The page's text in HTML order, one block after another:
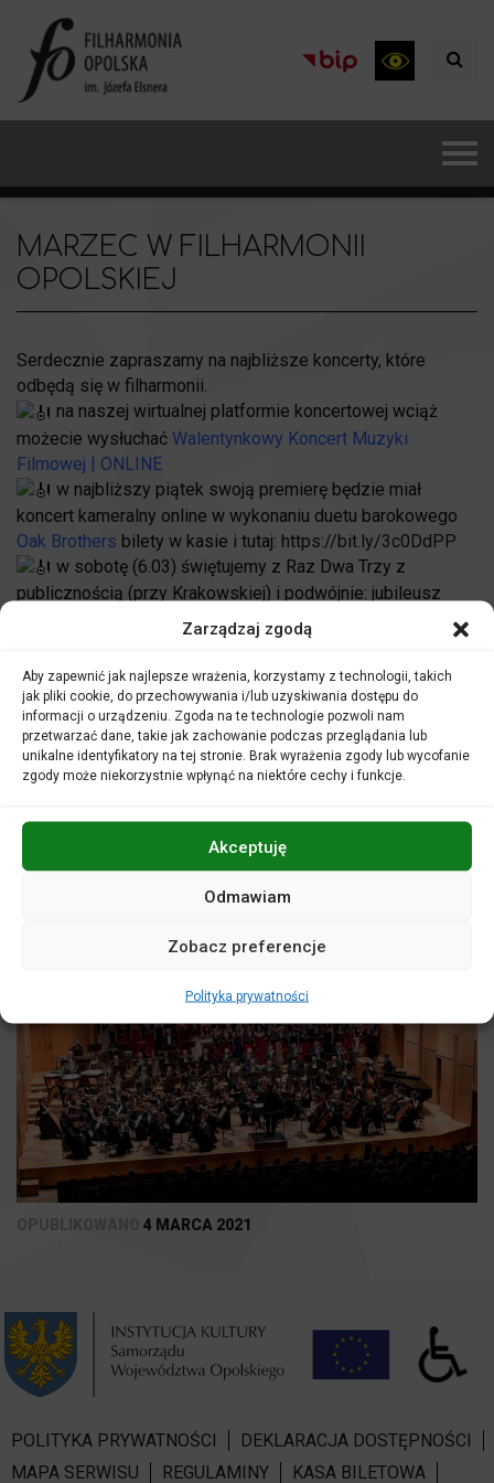
Zarządzaj zgodą
Aby zapewnić jak najlepsze wrażenia, korzystamy z technologii, takich
jak pliki cookie, do przechowywania i/lub uzyskiwania dostępu do
informacji o urządzeniu. Zgoda na te technologie pozwoli nam
przetwarzać dane, takie jak zachowanie podczas przeglądania lub
unikalne identyfikatory na tej stronie. Brak wyrażenia zgody lub wycofanie
zgody może niekorzystnie wpłynąć na niektóre cechy i funkcje.
Akceptuję
Odmawiam
Zobacz preferencje
Polityka prywatności
MARZEC W FILHARMONII
OPOLSKIEJ
Serdecznie zapraszamy na najbliższe koncerty, które
odbędą się w filharmonii.
na naszej wirtualnej platformie koncertowej wciąż
możecie wysłuchać Walentynkowy Koncert Muzyki
Filmowej | ONLINE
w najbliższy piątek swoją premierę będzie miał
koncert kameralny online w wykonaniu duetu barokowego
Oak Brothers bilety w kasie i tutaj: https://bit.ly/3c0DdPP
w sobotę (6.03) świętujemy z Raz Dwa Trzy z
publicznością (przy Krakowskiej) i podwójnie: jubileusz
Raz Dwa Trzy | 30 lat jak jeden koncert
w piątek, 12.03 zapraszamy na kolejny koncert
symfonicznyKlasyczna Niespodziankaz udziałem
publiczności – tym razem zabrzmią dzieła Haydna i
Mozarta. Bilety w kasie i tu: https://bit.ly/3kIxMZM
w piątek, 19.03 zapraszamy na kolejny koncert z
naszego cyklu kameralnego – tym razemtrio gitarowe
tradycyjnie już przed świętami Wielkanocnymi
Wielki Post Wielka Muzyka
razem będzie można usłyszeć: Gabriel Fauré –Requiemd-
moll op. 48 i specjalnie na zamówienie Filharmonii
4 MARCA 2021
POLITYKA PRYWATNOŚCI
DEKLARACJA DOSTĘPNOŚCI
MAPA SERWISU
REGULAMINY KASA BILETOWA